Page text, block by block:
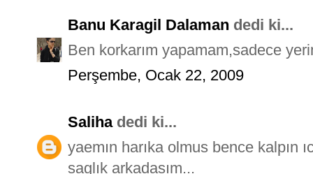
Banu Karagil Dalaman dedi ki...
Ben korkarım yapamam,sadece
Perşembe, Ocak 22, 2009
Salihadedi ki...
yaemın harıka olmus bence kalpın
saglık arkadasım...